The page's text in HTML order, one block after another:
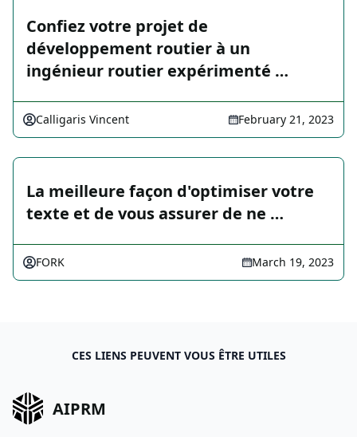
Confiez votre projet de
développement routier à un
ingénieur routier expérimenté …
Calligaris Vincent February 21, 2023
La meilleure façon d'optimiser votre
texte et de vous assurer de ne …
FORK March 19, 2023
CES LIENS PEUVENT VOUS ÊTRE UTILES
AIPRM